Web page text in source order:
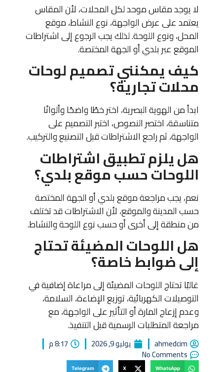
لا يوجد مقاس موحد لكل المحلات، لأن المقاس
يعتمد على عرض الواجهة، نوع النشاط، موقع
المحل، ونوع اللوحة. لذلك يجب الرجوع إلى اشتراطات
الموقع عبر بلدي أو الجهة المختصة.
كيف يمكنني تصميم لوحات
محلات تجارية؟
ابدأ من الهوية البصرية، اختر خطًا واضحًا وألوانًا
متناسقة، اختصر النصوص، اختبر التصميم على
الواجهة، ثم راجع الاشتراطات قبل التصنيع والتركيب.
هل يلزم تطبيق اشتراطات
اللوحات حسب موقع بلدي؟
نعم، يجب مراجعة موقع بلدي أو الجهة المختصة
حسب المدينة والموقع، لأن الاشتراطات قد تختلف
من منطقة إلى أخرى أو حسب نوع اللوحة والنشاط.
هل اللوحات المضيئة تحتاج
إلى ضوابط خاصة؟
غالبًا تحتاج اللوحات المضيئة إلى مراعاة إضافية في
التوصيلات الكهربائية، توزيع الإضاءة، السلامة،
وعدم إزعاج المارة أو التأثير على الواجهة، مع
مراجعة المتطلبات الرسمية قبل التنفيذ.
ahmedcim يوليو 9, 2026 8:17 م
No Comments
WhatsApp
X
Telegram